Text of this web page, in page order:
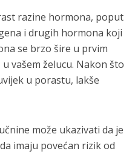
razine hormona, poput
i drugih hormona koji
se brzo šire u prvim
vašem želucu. Nakon što
u porastu, lakše
može ukazivati da je
imaju povećan rizik od